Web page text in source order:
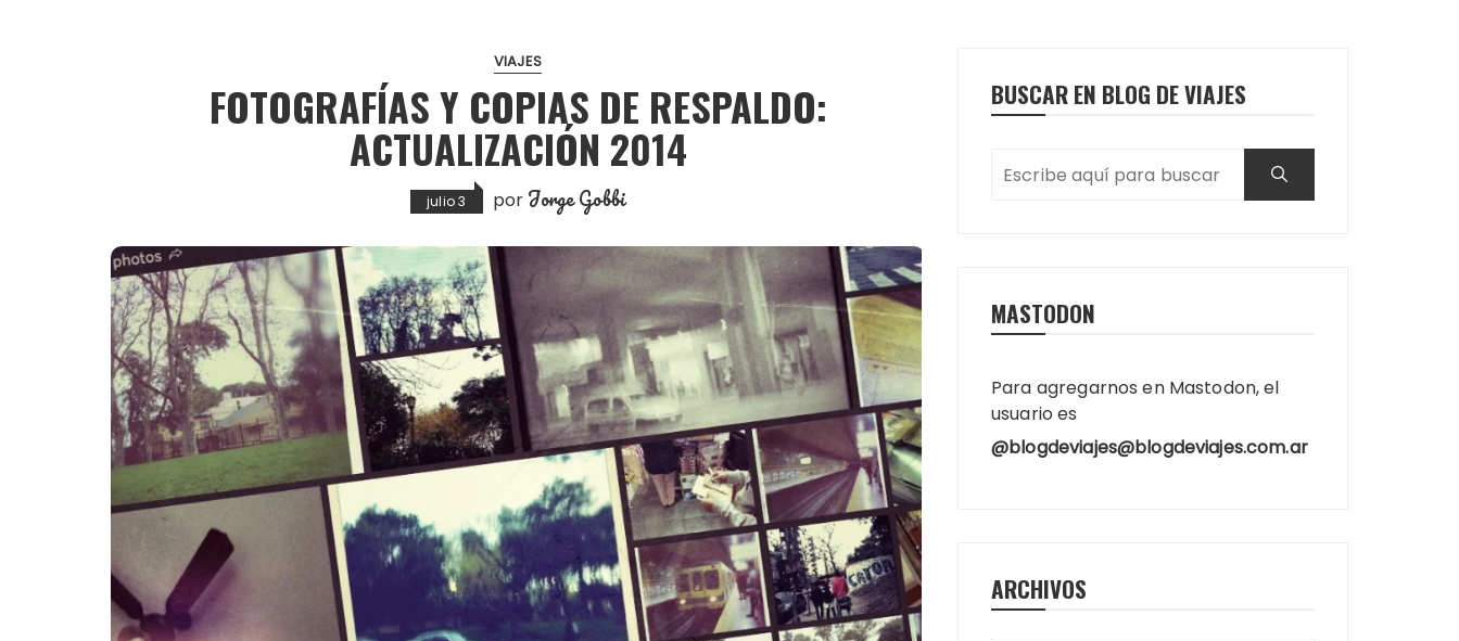
VIAJES
FOTOGRAFÍAS Y COPIAS DE RESPALDO:
ACTUALIZACIÓN 2014
julio 3 por Jorge Gobbi
BUSCAR EN BLOG DE VIAJES
MASTODON
Para agregarnos en Mastodon, el
usuario es
@blogdeviajes@blogdeviajes.com.ar
ARCHIVOS